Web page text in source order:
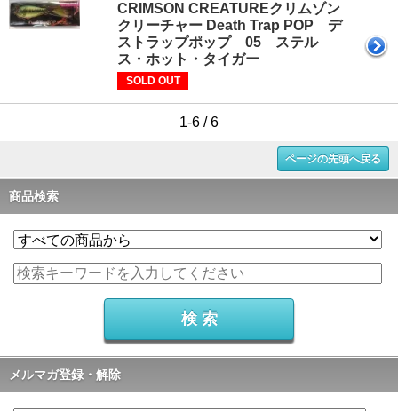
CRIMSON CREATUREクリムゾン
クリーチャー Death Trap POP デ
ストラップポップ 05 ステル
ス・ホット・タイガー
SOLD OUT
1-6 / 6
ページの先頭へ戻る
商品検索
メルマガ登録・解除